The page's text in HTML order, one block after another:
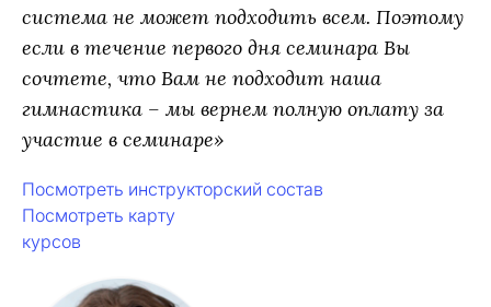
система не может подходить всем. Поэтому
если в течение первого дня семинара Вы
сочтете, что Вам не подходит наша
гимнастика – мы вернем полную оплату за
участие в семинаре»
Посмотреть инструкторский состав
Посмотреть карту
курсов